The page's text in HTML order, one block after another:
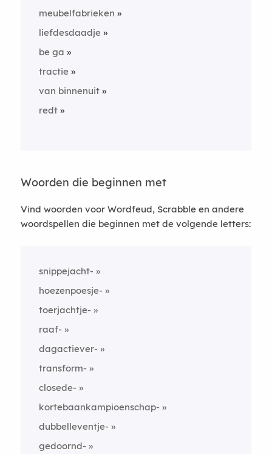
meubelfabrieken
liefdesdaadje
be ga
tractie
van binnenuit
redt
Woorden die beginnen met
Vind woorden voor Wordfeud, Scrabble en andere
woordspellen die beginnen met de volgende letters:
snippejacht-
hoezenpoesje-
toerjachtje-
raaf-
dagactiever-
transform-
closede-
kortebaankampioenschap-
dubbelleventje-
gedoornd-